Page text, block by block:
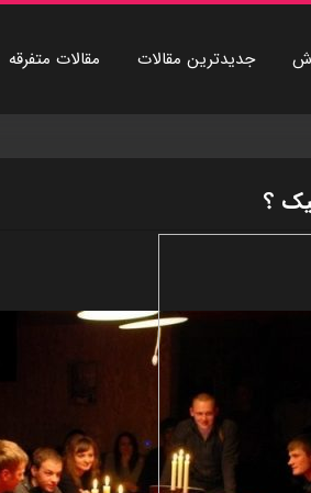
جديدترين مقالات مقالات متفرقه
؟